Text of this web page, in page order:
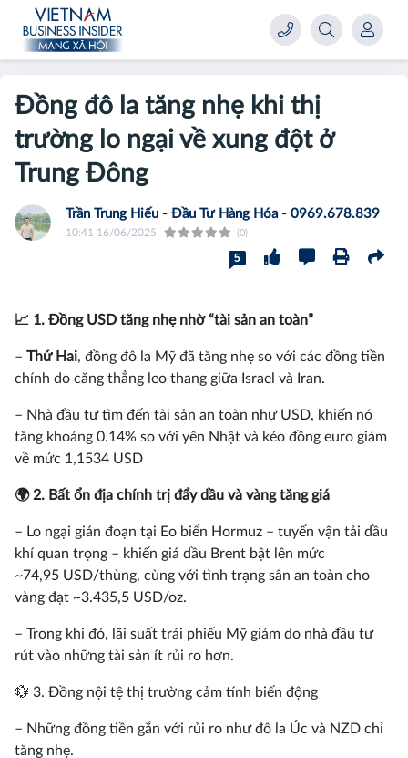
Đồng đô la tăng nhẹ khi thị
trường lo ngại về xung đột ở
Trung Đông
Trần Trung Hiếu - Đầu Tư Hàng Hóa - 0969.678.839
10:41 16/06/2025 (0)
5
📈 1. Đồng USD tăng nhẹ nhờ “tài sản an toàn”
– Thứ Hai, đồng đô la Mỹ đã tăng nhẹ so với các đồng tiền
chính do căng thẳng leo thang giữa Israel và Iran.
– Nhà đầu tư tìm đến tài sản an toàn như USD, khiến nó
tăng khoảng 0.14% so với yên Nhật và kéo đồng euro giảm
về mức 1,1534 USD
🌍 2. Bất ổn địa chính trị đẩy dầu và vàng tăng giá
– Lo ngại gián đoạn tại Eo biển Hormuz – tuyến vận tải dầu
khí quan trọng – khiến giá dầu Brent bật lên mức
~74,95 USD/thùng, cùng với tình trạng sân an toàn cho
vàng đạt ~3.435,5 USD/oz.
– Trong khi đó, lãi suất trái phiếu Mỹ giảm do nhà đầu tư
rút vào những tài sản ít rủi ro hơn.
💱 3. Đồng nội tệ thị trường cảm tính biến động
– Những đồng tiền gắn với rủi ro như đô la Úc và NZD chỉ
tăng nhẹ.